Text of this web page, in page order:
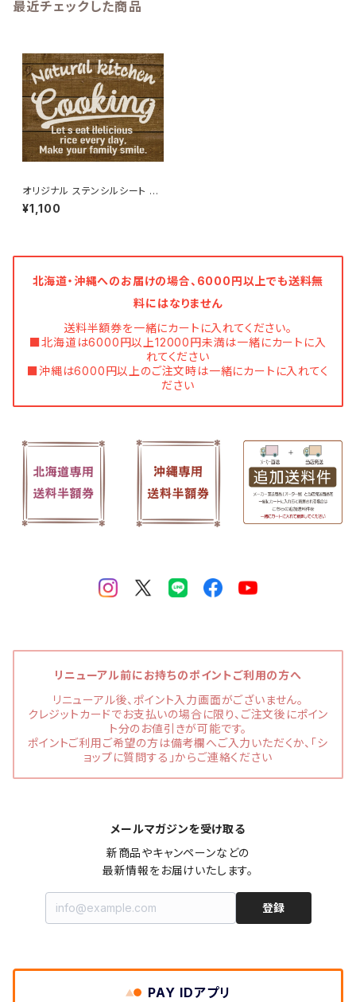
最近チェックした商品
オリジナル ステンシルシート C
ooking【ハンドメイド DIY】
¥1,100
北海道・沖縄へのお届けの場合、6000円以上でも送料無
料にはなりません
送料半額券を一緒にカートに入れてください。
■北海道は6000円以上12000円未満は一緒にカートに入
れてください
■沖縄は6000円以上のご注文時は一緒にカートに入れてく
ださい
リニューアル前にお持ちのポイントご利用の方へ
リニューアル後、ポイント入力画面がございません。
クレジットカードでお支払いの場合に限り、ご注文後にポイン
ト分のお値引きが可能です。
ポイントご利用ご希望の方は備考欄へご入力いただくか、「シ
ョップに質問する」からご連絡ください
メールマガジンを受け取る
新商品やキャンペーンなどの
最新情報をお届けいたします。
登録
PAY IDアプリ